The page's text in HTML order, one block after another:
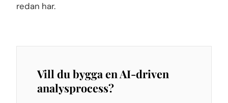
redan har.
Vill du bygga en AI-driven
analysprocess?